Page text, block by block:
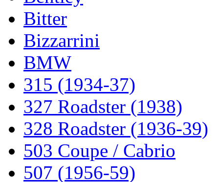
Bitter
Bizzarrini
BMW
315 (1934-37)
327 Roadster (1938)
328 Roadster (1936-39)
503 Coupe / Cabrio
507 (1956-59)